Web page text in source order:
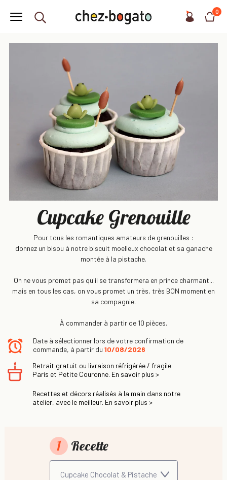
0
Cupcake Grenouille
Pour tous les romantiques amateurs de grenouilles :
donnez un bisou à notre biscuit moelleux chocolat et sa ganache
montée à la pistache.
On ne vous promet pas qu'il se transformera en prince charmant...
mais en tous les cas, on vous promet un très, très BON moment en
sa compagnie.
À commander à partir de 10 pièces.
Date à sélectionner lors de votre confirmation de
commande, à partir du 10/08/2026
Retrait gratuit ou livraison réfrigérée / fragile
Paris et Petite Couronne. En savoir plus >
Recettes et décors réalisés à la main dans notre
atelier, avec le meilleur. En savoir plus >
1 Recette